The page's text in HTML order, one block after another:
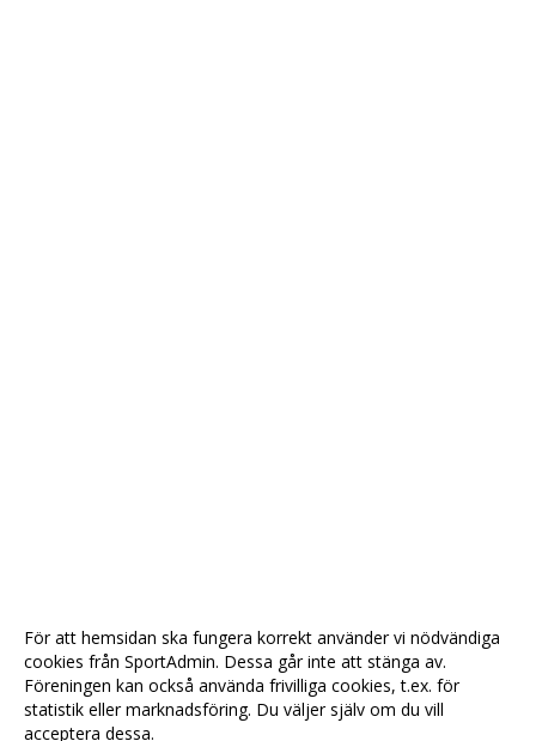
För att hemsidan ska fungera korrekt använder vi nödvändiga
cookies från SportAdmin. Dessa går inte att stänga av.
Föreningen kan också använda frivilliga cookies, t.ex. för
statistik eller marknadsföring. Du väljer själv om du vill
acceptera dessa.